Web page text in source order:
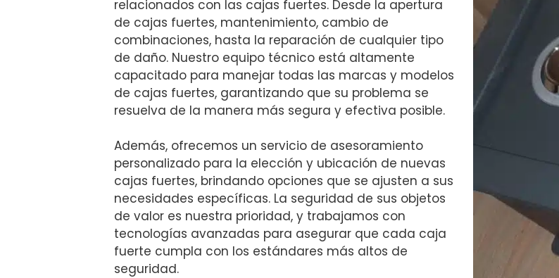
relacionados con las cajas fuertes. Desde la apertura
de cajas fuertes, mantenimiento, cambio de
combinaciones, hasta la reparación de cualquier tipo
de daño. Nuestro equipo técnico está altamente
capacitado para manejar todas las marcas y modelos
de cajas fuertes, garantizando que su problema se
resuelva de la manera más segura y efectiva posible.
Además, ofrecemos un servicio de asesoramiento
personalizado para la elección y ubicación de nuevas
cajas fuertes, brindando opciones que se ajusten a sus
necesidades específicas. La seguridad de sus objetos
de valor es nuestra prioridad, y trabajamos con
tecnologías avanzadas para asegurar que cada caja
fuerte cumpla con los estándares más altos de
seguridad.